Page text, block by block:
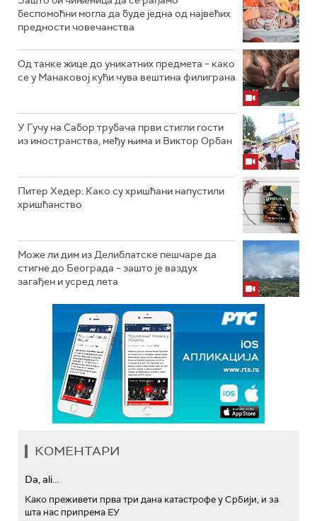
беспомоћни могла да буде једна од највећих
предности човечанства
Од танке жице до уникатних предмета – како
се у Манаковој кући чува вештина филиграна
У Гучу на Сабор трубача први стигли гости
из иностранства, међу њима и Виктор Орбан
Питер Хедер: Како су хришћани напустили
хришћанство
Може ли дим из Делиблатске пешчаре да
стигне до Београда – зашто је ваздух
загађен и усред лета
КОМЕНТАРИ
Da, ali...
Како преживети прва три дана катастрофе у Србији, и за
шта нас припрема ЕУ